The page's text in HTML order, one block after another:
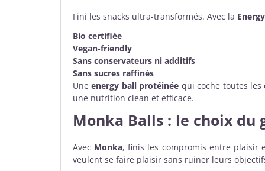
Fini les snacks ultra-transformés. Avec la
Bio certifiée
Vegan-friendly
Sans conservateurs ni additifs
Sans sucres raffinés
Uneenergy ball protéinée qui coche toutes
une nutrition clean et efficace.
Monka Balls : le choix
Avec Monka, finis les compromis entre plaisir
veulent se faire plaisir sans ruiner leurs